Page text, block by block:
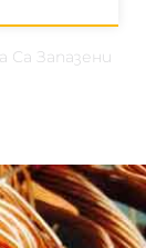
Са Запазени